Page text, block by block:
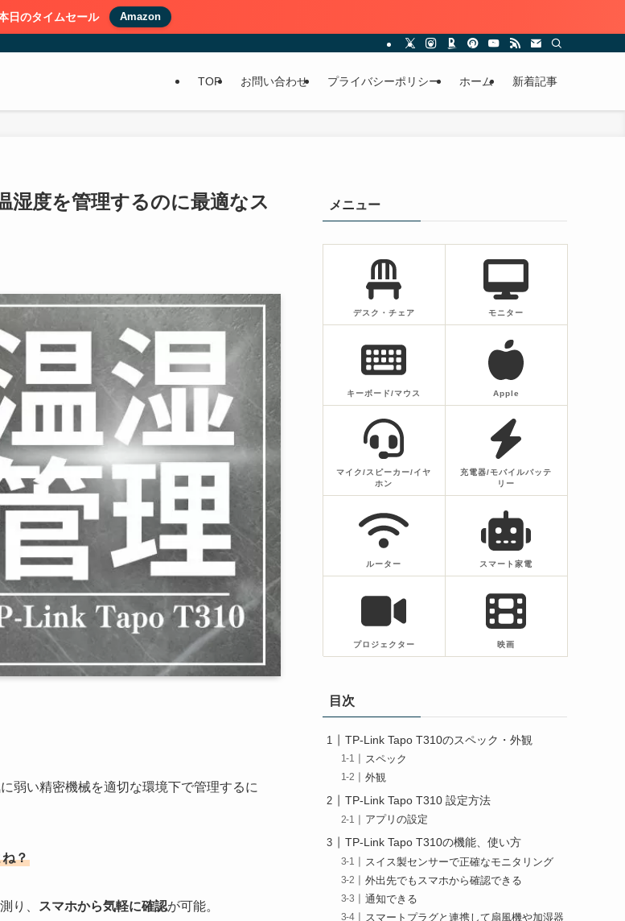
日のタイムセール Amazon
TOP お問い合わせ プライバシーポリシー ホーム 新着記事
湿度を管理するのに最適なス
弱い精密機械を適切な環境下で管理するに
？
り、 スマホから気軽に確認が可能。
メニュー
デスク・チェア モニター
キーボード/マウス Apple
マイク/スピーカー/イヤ
ホン
充電器/モバイルバッテ
リー
ルーター スマート家電
プロジェクター 映画
目次
TP-Link Tapo T310のスペック・外観
スペック
外観
TP-Link Tapo T310 設定方法
アプリの設定
TP-Link Tapo T310の機能、使い方
スイス製センサーで正確なモニタリング
外出先でもスマホから確認できる
通知できる
スマートプラグと連携して扇風機や加湿器